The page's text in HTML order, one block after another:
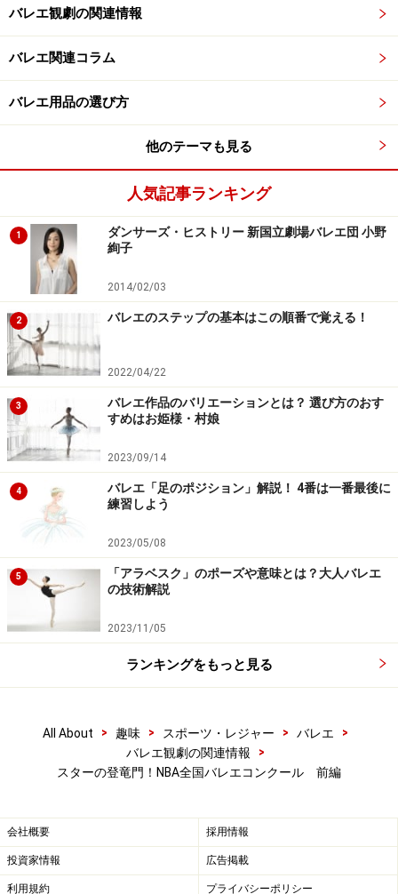
バレエ観劇の関連情報
バレエ関連コラム
バレエ用品の選び方
他のテーマも見る
人気記事ランキング
1
ダンサーズ・ヒストリー 新国立劇場バレエ団 小野
絢子
2014/02/03
2 バレエのステップの基本はこの順番で覚える！
2022/04/22
3
バレエ作品のバリエーションとは？ 選び方のおす
すめはお姫様・村娘
2023/09/14
4
バレエ「足のポジション」解説！ 4番は一番最後に
練習しよう
2023/05/08
5
「アラベスク」のポーズや意味とは？大人バレエ
の技術解説
2023/11/05
ランキングをもっと見る
All About > 趣味 > スポーツ・レジャー > バレエ
>
バレエ観劇の関連情報
>
スターの登竜門！NBA全国バレエコンクール 前編
会社概要 採用情報
投資家情報 広告掲載
利用規約 プライバシーポリシー